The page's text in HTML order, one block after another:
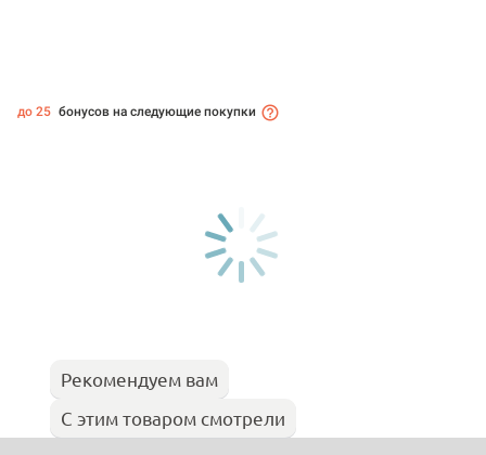
до 25 бонусов на следующие покупки
Рекомендуем вам
С этим товаром смотрели